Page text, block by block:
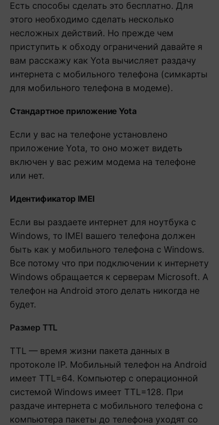
Есть способы сделать это бесплатно. Для
этого необходимо сделать несколько
несложных действий. Но прежде чем
приступить к обходу ограничений давайте я
вам расскажу как Yota вычисляет раздачу
интернета с мобильного телефона (симкарты
для мобильного телефона в модеме).
Стандартное приложение Yota
Если у вас на телефоне установлено
приложение Yota, то оно может видеть
включен у вас режим модема на телефоне
или нет.
Идентификатор IMEI
Если вы раздаете интернет для ноутбука с
Windows, то IMEI вашего телефона должен
быть как у мобильного телефона с Windows.
Все потому что при подключении к интернету
Windows обращается к серверам Microsoft. А
телефон на Android этого делать никогда не
будет.
Размер TTL
TTL — время жизни пакета данных в
протоколе IP. Мобильный телефон на Android
имеет TTL=64. Компьютер с операционной
системой Windows имеет TTL=128. При
раздаче интернета с мобильного телефона с
компьютера пакеты до телефона уходят со